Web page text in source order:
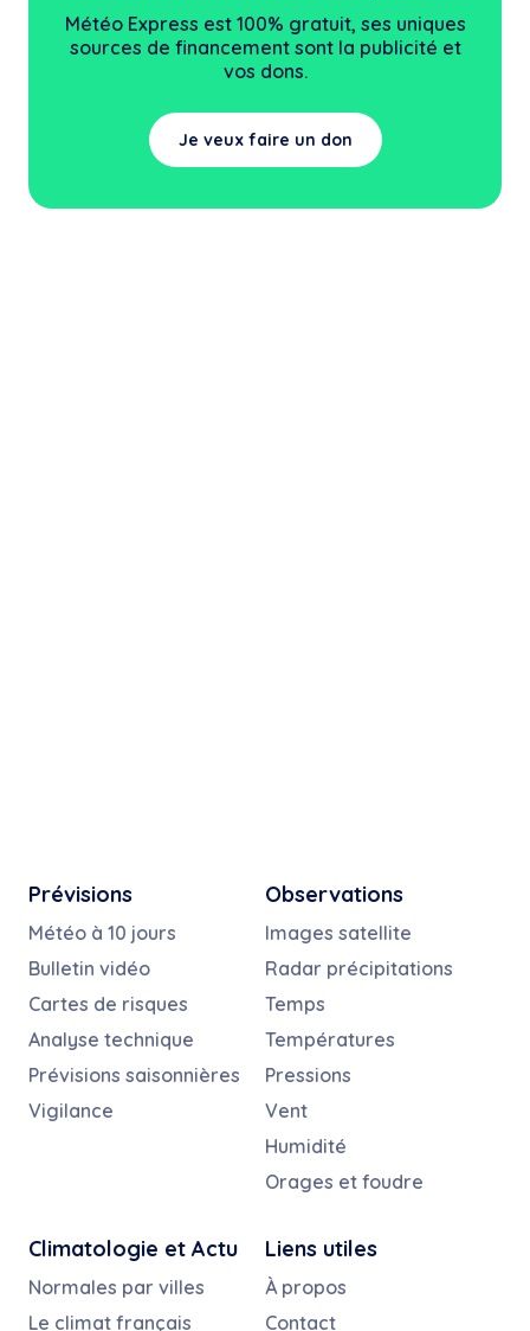
Météo Express est 100% gratuit, ses uniques
sources de financement sont la publicité et
vos dons.
Je veux faire un don
Prévisions
Météo à 10 jours
Bulletin vidéo
Cartes de risques
Analyse technique
Prévisions saisonnières
Vigilance
Observations
Images satellite
Radar précipitations
Temps
Températures
Pressions
Vent
Humidité
Orages et foudre
Climatologie et Actu
Normales par villes
Le climat français
Liens utiles
À propos
Contact